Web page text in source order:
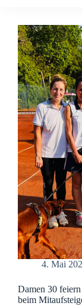
unsere
2.
Damen
4. Mai
Damen 30
beim